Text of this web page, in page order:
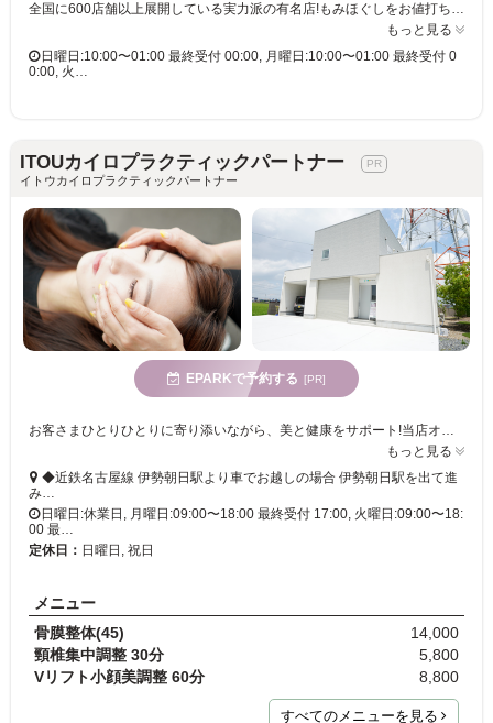
全国に600店舗以上展開している実力派の有名店!もみほぐしをお値打ち価格で☆60分3,980円(りらくるアプリ会員価格3,600円)
もっと見る
日曜日:10:00〜01:00 最終受付 00:00, 月曜日:10:00〜01:00 最終受付 0
0:00, 火…
ITOUカイロプラクティックパートナー
イトウカイロプラクティックパートナー
EPARKで予約する [PR]
もっと見る
◆近鉄名古屋線 伊勢朝日駅より車でお越しの場合 伊勢朝日駅を出て進
み…
日曜日:休業日, 月曜日:09:00〜18:00 最終受付 17:00, 火曜日:09:00〜18:
00 最…
定休日： 日曜日, 祝日
メニュー
骨膜整体(45)
14,000
頸椎集中調整 30分
5,800
Vリフト小顔美調整 60分
8,800
すべてのメニューを見る